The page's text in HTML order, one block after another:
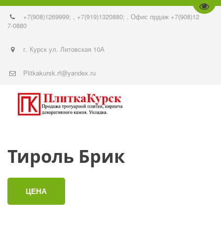
+7(908)1269999; , +7(919)1320880; , Офис прдаж +7(908)12
7-0880
г. Курск ул. Литовская 10А
Plitkakursk.rf@yandex.ru
Тироль Брик
ЦЕНА